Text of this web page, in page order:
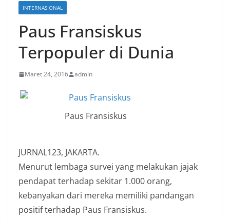
INTERNASIONAL
Paus Fransiskus
Terpopuler di Dunia
Maret 24, 2016 admin
Paus Fransiskus
JURNAL123, JAKARTA.
Menurut lembaga survei yang melakukan jajak
pendapat terhadap sekitar 1.000 orang,
kebanyakan dari mereka memiliki pandangan
positif terhadap Paus Fransiskus.